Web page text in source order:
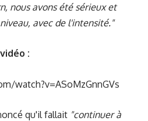
nous avons été sérieux et
avec de l'intensité."
:
watch?v=ASoMzGnnGVs
qu'il fallait "continuer à